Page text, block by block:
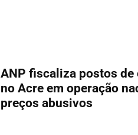
ANP fiscaliza postos
no Acre em operação
preços abusivos